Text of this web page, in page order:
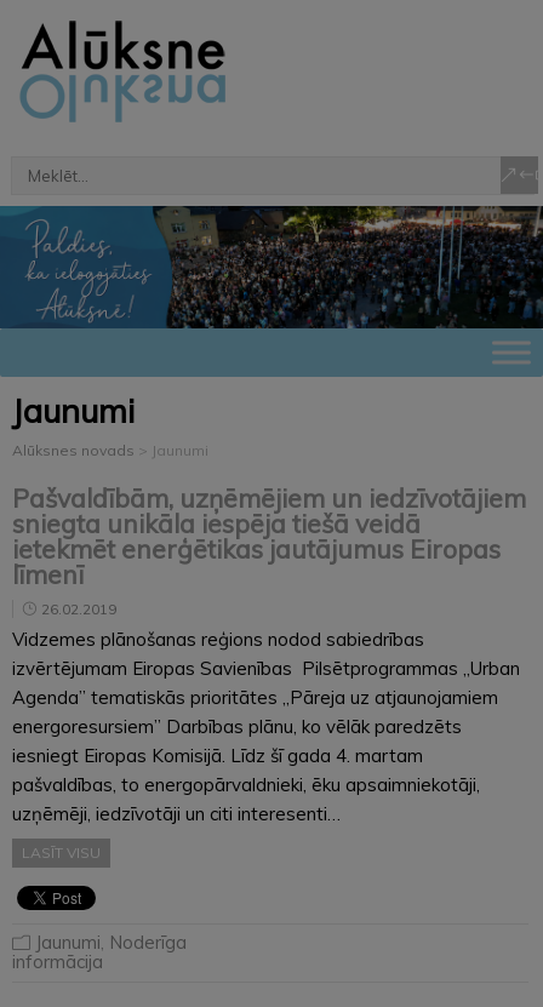
Jaunumi
Alūksnes novads > Jaunumi
Pašvaldībām, uzņēmējiem un iedzīvotājiem
sniegta unikāla iespēja tiešā veidā
ietekmēt enerģētikas jautājumus Eiropas
līmenī
26.02.2019
Vidzemes plānošanas reģions nodod sabiedrības
izvērtējumam Eiropas Savienības Pilsētprogrammas „Urban
Agenda” tematiskās prioritātes „Pāreja uz atjaunojamiem
energoresursiem” Darbības plānu, ko vēlāk paredzēts
iesniegt Eiropas Komisijā. Līdz šī gada 4. martam
pašvaldības, to energopārvaldnieki, ēku apsaimniekotāji,
uzņēmēji, iedzīvotāji un citi interesenti…
LASĪT VISU
Jaunumi Noderīga
informācija